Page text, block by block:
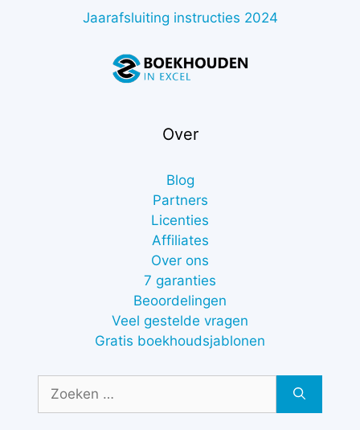
Jaarafsluiting instructies 2024
Over
Blog
Partners
Licenties
Affiliates
Over ons
7 garanties
Beoordelingen
Veel gestelde vragen
Gratis boekhoudsjablonen
naar: